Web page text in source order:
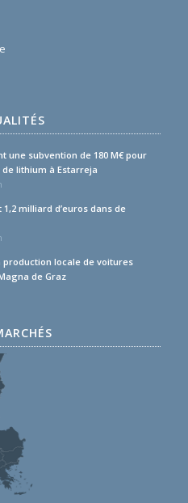
une subvention de 180 M€ pour
lithium à Estarreja
milliard d’euros dans de
production locale de voitures
de Graz